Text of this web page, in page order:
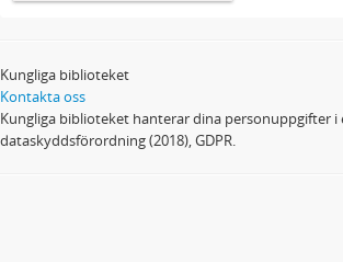
Kungliga biblioteket
Kontakta oss
Kungliga biblioteket hanterar dina personuppgifter i
dataskyddsförordning (2018), GDPR.